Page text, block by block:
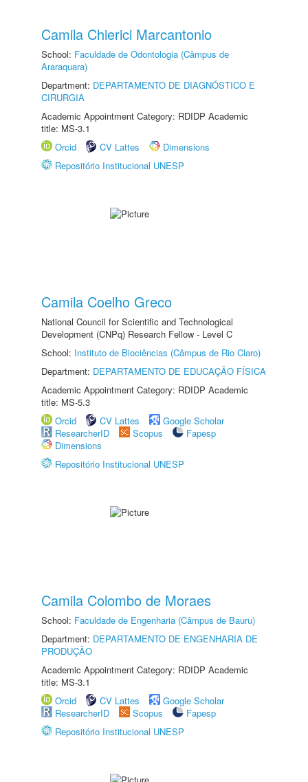
Camila Chierici Marcantonio
School: Faculdade de Odontologia (Câmpus de
Araraquara)
Department: DEPARTAMENTO DE DIAGNÓSTICO E
CIRURGIA
Academic Appointment Category: RDIDP Academic
title: MS-3.1
Orcid
CV Lattes
Dimensions
Repositório Institucional UNESP
Camila Coelho Greco
National Council for Scientific and Technological
Development (CNPq) Research Fellow - Level C
School: Instituto de Biociências (Câmpus de Rio Claro)
Department: DEPARTAMENTO DE EDUCAÇÃO FÍSICA
Academic Appointment Category: RDIDP Academic
title: MS-5.3
Orcid
CV Lattes
Google Scholar
ResearcherID
Scopus
Fapesp
Dimensions
Repositório Institucional UNESP
Camila Colombo de Moraes
School: Faculdade de Engenharia (Câmpus de Bauru)
Department: DEPARTAMENTO DE ENGENHARIA DE
PRODUÇÃO
Academic Appointment Category: RDIDP Academic
title: MS-3.1
Orcid
CV Lattes
Google Scholar
ResearcherID
Scopus
Fapesp
Repositório Institucional UNESP